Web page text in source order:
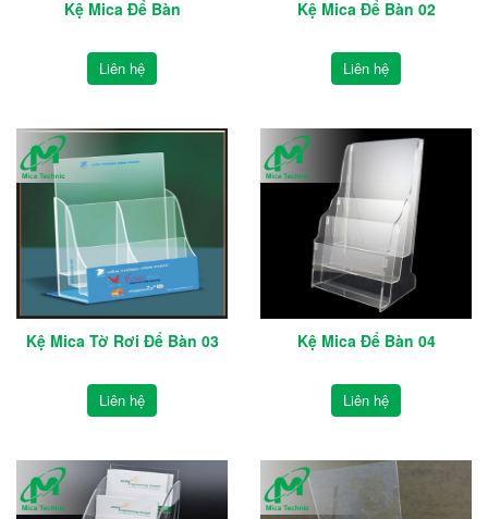
Kệ Mica Để Bàn
Liên hệ
Kệ Mica Để Bàn 02
Liên hệ
Kệ Mica Tờ Rơi Để Bàn 03
Liên hệ
Kệ Mica Để Bàn 04
Liên hệ